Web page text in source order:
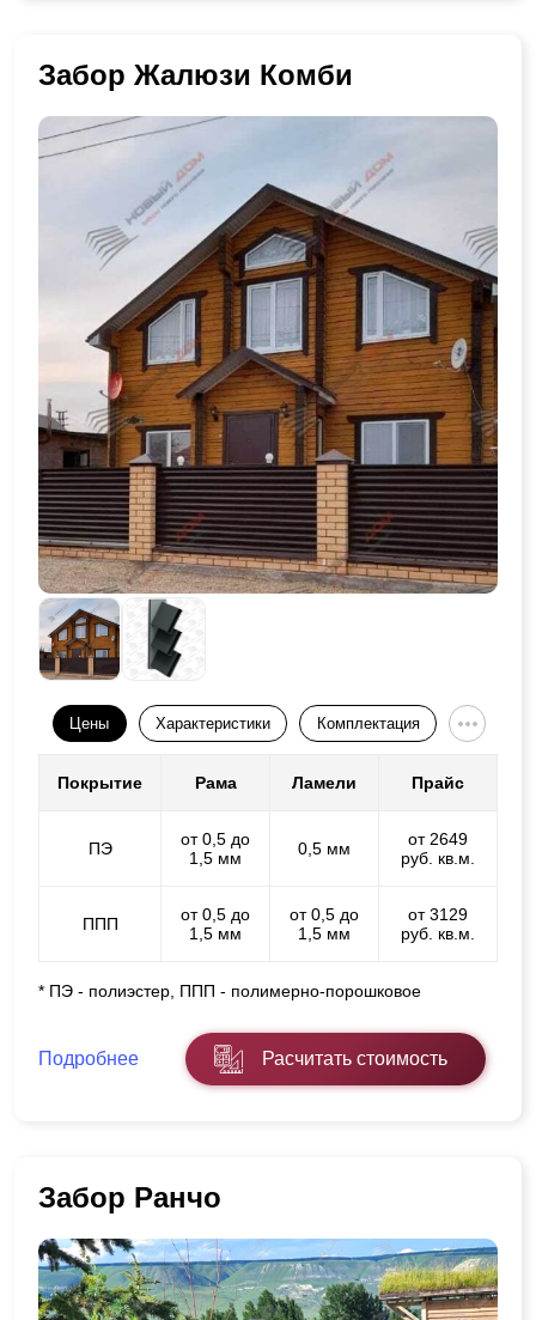
Забор Жалюзи Комби
Цены Характеристики Комплектация
Покрытие Рама Ламели Прайс
ПЭ
от 0,5 до
1,5 мм
0,5 мм
от 2649
руб. кв.м.
ППП
от 0,5 до
1,5 мм
от 0,5 до
1,5 мм
от 3129
руб. кв.м.
* ПЭ - полиэстер, ППП - полимерно-порошковое
Подробнее Расчитать стоимость
Забор Ранчо